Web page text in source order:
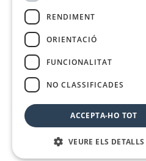
RENDIMENT
ORIENTACIÓ
FUNCIONALITAT
NO CLASSIFICADES
ACCEPTA-HO TOT
VEURE ELS DETALLS